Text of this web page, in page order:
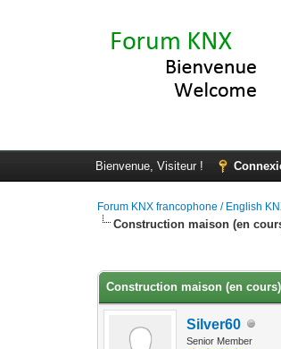
Bienvenue, Visiteur !
Forum KNX francophone / English
Construction maison (en
Construction maison (en cours)
Silver60
Senior Member